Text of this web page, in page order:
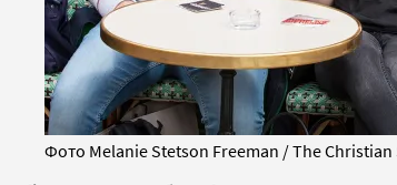
Фото Melanie Stetson Freeman / The